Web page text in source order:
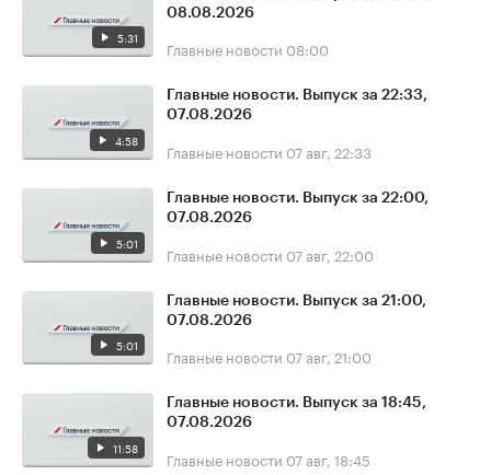
5:31
08.08.2026
Главные новости 08:00
4:58
Главные новости. Выпуск за 22:33,
07.08.2026
Главные новости 07 авг, 22:33
5:01
Главные новости. Выпуск за 22:00,
07.08.2026
Главные новости 07 авг, 22:00
5:01
Главные новости. Выпуск за 21:00,
07.08.2026
Главные новости 07 авг, 21:00
11:58
Главные новости. Выпуск за 18:45,
07.08.2026
Главные новости 07 авг, 18:45